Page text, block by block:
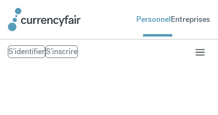
PersonnelEntreprises
S'identifierS'inscrire